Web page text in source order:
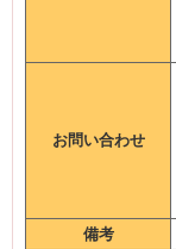
お問い合わせ
備考